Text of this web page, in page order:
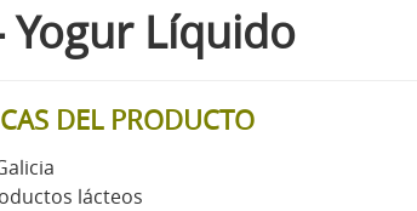
Yogur Líquido
DEL PRODUCTO
lácteos